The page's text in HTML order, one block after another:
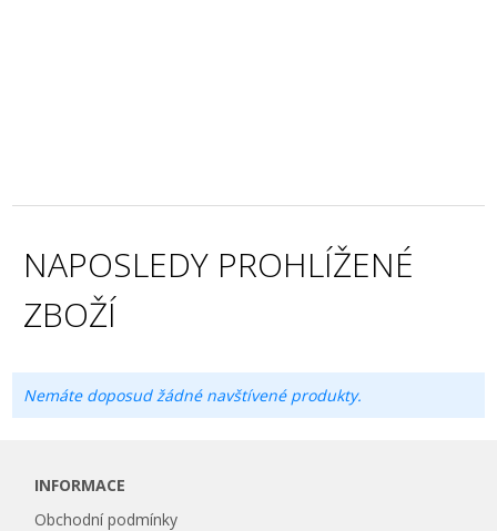
NAPOSLEDY PROHLÍŽENÉ
ZBOŽÍ
Nemáte doposud žádné navštívené produkty.
INFORMACE
Obchodní podmínky